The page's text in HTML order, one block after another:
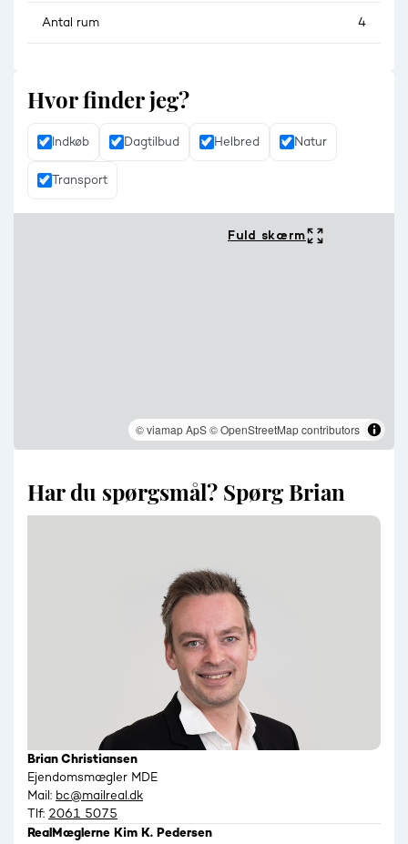
Antal rum 4
Hvor finder jeg?
Indkøb Dagtilbud Helbred Natur
Transport
Fuld skærm
© viamap ApS© OpenStreetMap contributors
Har du spørgsmål? Spørg Brian
Brian Christiansen
Ejendomsmægler MDE
Mail: bc@mailreal.dk
Tlf: 2061 5075
RealMæglerne Kim K. Pedersen